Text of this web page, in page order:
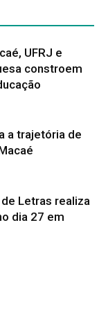
UFRJ e
constroem
a trajetória de
Letras realiza
dia 27 em